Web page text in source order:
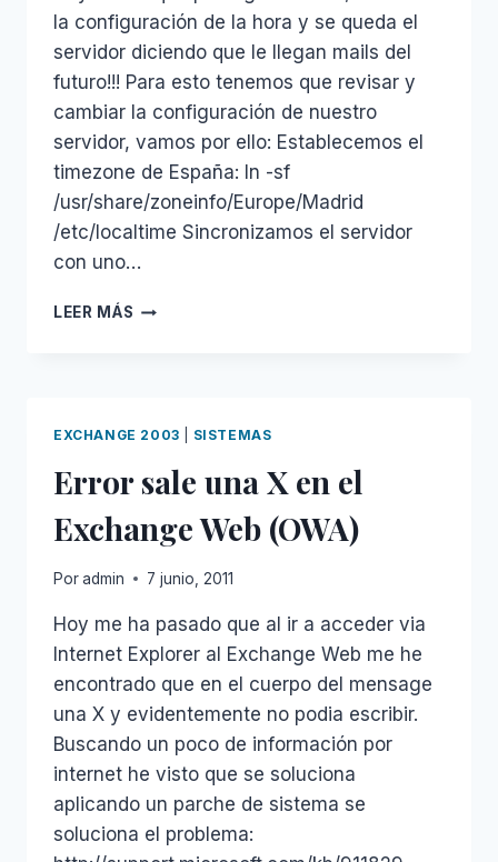
la configuración de la hora y se queda el
servidor diciendo que le llegan mails del
futuro!!! Para esto tenemos que revisar y
cambiar la configuración de nuestro
servidor, vamos por ello: Establecemos el
timezone de España: ln -sf
/usr/share/zoneinfo/Europe/Madrid
/etc/localtime Sincronizamos el servidor
con uno…
LEER MÁS SINCRONIZAR
CENTOS
EXCHANGE 2003 SISTEMAS
Error sale una X en el
Exchange Web (OWA)
Poradmin 7 junio, 2011
Hoy me ha pasado que al ir a acceder via
Internet Explorer al Exchange Web me he
encontrado que en el cuerpo del mensage
una X y evidentemente no podia escribir.
Buscando un poco de información por
internet he visto que se soluciona
aplicando un parche de sistema se
soluciona el problema: